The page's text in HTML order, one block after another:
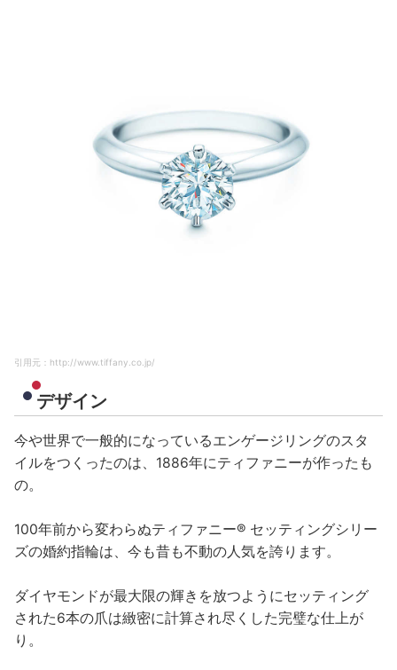
引用元：http://www.tiffany.co.jp/
デザイン
今や世界で一般的になっているエンゲージリングのスタ
イルをつくったのは、1886年にティファニーが作ったも
の。
100年前から変わらぬティファニー® セッティングシリー
ズの婚約指輪は、今も昔も不動の人気を誇ります。
ダイヤモンドが最大限の輝きを放つようにセッティング
された6本の爪は緻密に計算され尽くした完璧な仕上が
り。